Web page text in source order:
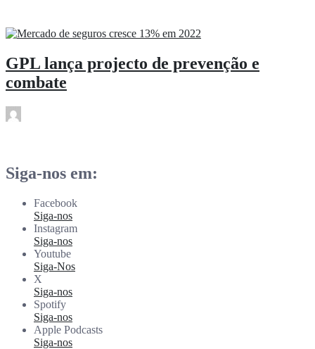
GPL lança projecto de prevenção e
combate
Siga-nos em:
Facebook
Siga-nos
Instagram
Siga-nos
Youtube
Siga-Nos
X
Siga-nos
Spotify
Siga-nos
Apple Podcasts
Siga-nos